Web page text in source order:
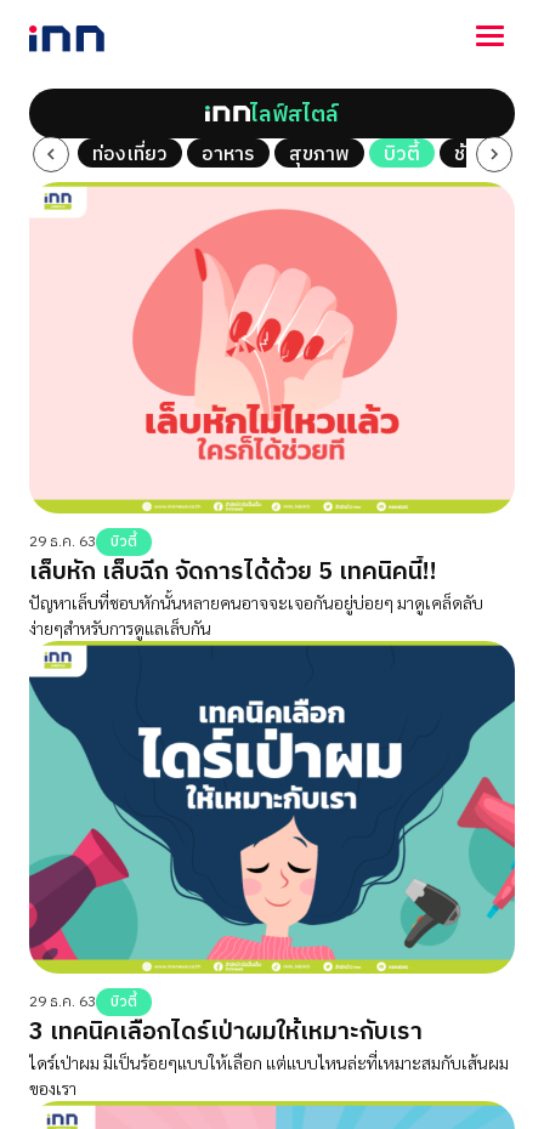
NEWS
ENTERTAINMENT
LIFESTYLE
HOROSCOPE
ร่วมด้วยช่วยกัน
ไลฟ์สไตล์
Vlog ท่องเที่ยว อาหาร สุขภาพ บิวตี้ ช้อปปิ้ง
29 ธ.ค. 63 บิวตี้
เล็บหัก เล็บฉีก จัดการได้ด้วย 5 เทคนิคนี้!!
ปัญหาเล็บที่ชอบหักนั้นหลายคนอาจจะเจอกันอยู่บ่อยๆ มาดูเคล็ดลับ
ง่ายๆสำหรับการดูแลเล็บกัน
29 ธ.ค. 63 บิวตี้
3 เทคนิคเลือกไดร์เป่าผมให้เหมาะกับเรา
ไดร์เป่าผม มีเป็นร้อยๆแบบให้เลือก แต่แบบไหนล่ะที่เหมาะสมกับเส้นผม
ของเรา